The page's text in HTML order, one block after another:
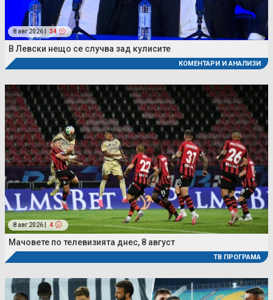
8 авг 2026 | 34
В Левски нещо се случва зад кулисите
КОМЕНТАРИ И АНАЛИЗИ
8 авг 2026 | 4
Мачовете по телевизията днес, 8 август
ТВ ПРОГРАМА